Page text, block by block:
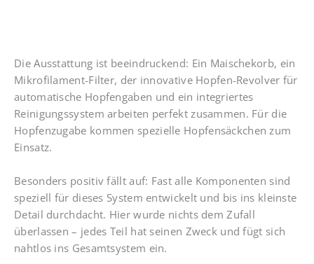
Die Ausstattung ist beeindruckend: Ein Maischekorb, ein
Mikrofilament-Filter, der innovative Hopfen-Revolver für
automatische Hopfengaben und ein integriertes
Reinigungssystem arbeiten perfekt zusammen. Für die
Hopfenzugabe kommen spezielle Hopfensäckchen zum
Einsatz.
Besonders positiv fällt auf: Fast alle Komponenten sind
speziell für dieses System entwickelt und bis ins kleinste
Detail durchdacht. Hier wurde nichts dem Zufall
überlassen – jedes Teil hat seinen Zweck und fügt sich
nahtlos ins Gesamtsystem ein.